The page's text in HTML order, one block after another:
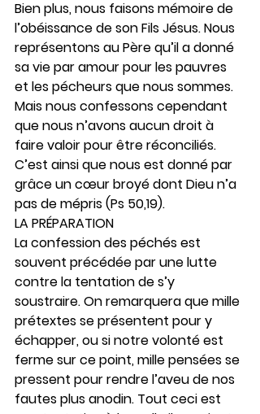
Bien plus, nous faisons mémoire de
l’obéissance de son Fils Jésus. Nous
représentons au Père qu’il a donné
sa vie par amour pour les pauvres
et les pécheurs que nous sommes.
Mais nous confessons cependant
que nous n’avons aucun droit à
faire valoir pour être réconciliés.
C’est ainsi que nous est donné par
grâce un cœur broyé dont Dieu n’a
pas de mépris (Ps 50,19).
LA PRÉPARATION
La confession des péchés est
souvent précédée par une lutte
contre la tentation de s’y
soustraire. On remarquera que mille
prétextes se présentent pour y
échapper, ou si notre volonté est
ferme sur ce point, mille pensées se
pressent pour rendre l’aveu de nos
fautes plus anodin. Tout ceci est